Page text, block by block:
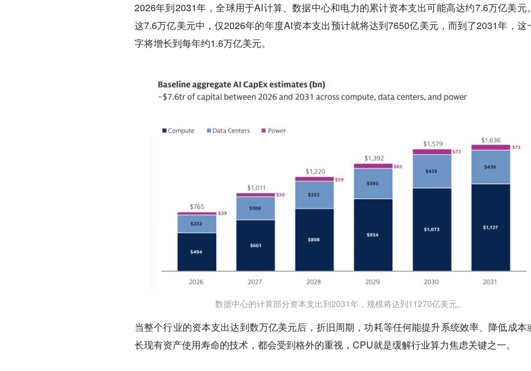
2026年到2031年，全球用于AI计算、数据中心和电力的累计资本支出可能高达约7.6万亿美元
这7.6万亿美元中，仅2026年的年度AI资本支出预计就将达到7650亿美元，而到了2031年，这
字将增长到每年约1.6万亿美元。
数据中心的计算部分资本支出到2031年，规模将达到11270亿美元。
当整个行业的资本支出达到数万亿美元后，折旧周期，功耗等任何能提升系统效率、降低成本
长现有资产使用寿命的技术，都会受到格外的重视，CPU就是缓解行业算力焦虑关键之一。